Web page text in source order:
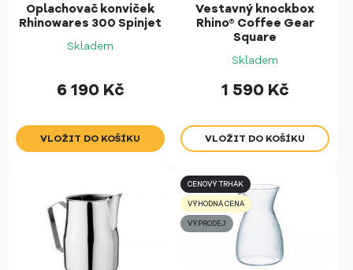
Oplachovač konviček
Rhinowares 300 Spinjet
Skladem
6 190 Kč
Vestavný knockbox
Rhino® Coffee Gear
Square
Skladem
1 590 Kč
CENOVÝ TRHÁK
VÝHODNÁ CENA
VÝPRODEJ